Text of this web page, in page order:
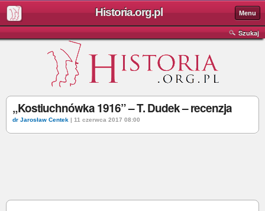
Historia.org.pl Menu
Szukaj
„Kostiuchnówka 1916” – T. Dudek – recenzja
dr Jarosław Centek | 11 czerwca 2017 08:00